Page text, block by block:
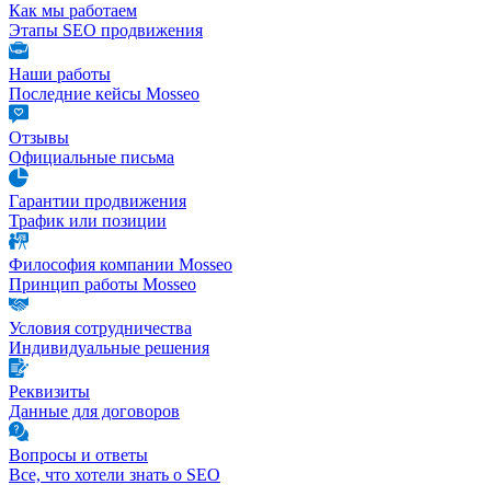
Как мы работаем
Этапы SEO продвижения
Наши работы
Последние кейсы Mosseo
Отзывы
Официальные письма
Гарантии продвижения
Трафик или позиции
Философия компании Mosseo
Принцип работы Mosseo
Условия сотрудничества
Индивидуальные решения
Реквизиты
Данные для договоров
Вопросы и ответы
Все, что хотели знать о SEO